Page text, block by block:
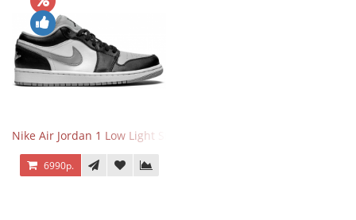
Nike Air Jordan 1 Low Light Smoke Grey
6990р.